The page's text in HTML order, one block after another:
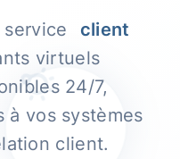
client
virtuels
24/7,
à vos systèmes
client.